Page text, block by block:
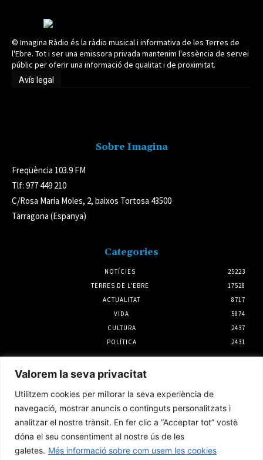
Valorem la seva privacitat
Utilitzem cookies per millorar la seva experiència de
navegació, mostrar anuncis o continguts personalitzats i
analitzar el nostre trànsit. En fer clic a “Acceptar tot” vostè
dóna el seu consentiment al nostre ús de les
galetes. Més informació sobre com usem les cookies
© Imagina Ràdio és la ràdio musical i informativa de les Terres de
l'Ebre. Tot i ser una emissora privada mantenim l'essència de servei
públic per oferir una informació de qualitat i de proximitat.
Avís legal
Sobre Imagina
Freqüència 103.9 FM
Tlf: 977 449 210
C/Rosa Maria Moles, 2, baixos Tortosa 43500
Tarragona (Espanya)
Categories
NOTÍCIES
25223
TERRES DE L'EBRE
17528
ACTUALITAT
8717
VIDA
5874
CULTURA
2437
POLÍTICA
2431
Quina canya, la canya
3 agost 2026
La CGT denuncia mancances de